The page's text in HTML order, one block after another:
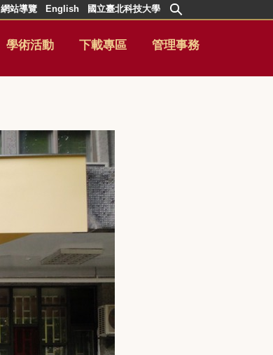
網站導覽 English 國立臺北科技大學
學術活動 下載專區 管理事務